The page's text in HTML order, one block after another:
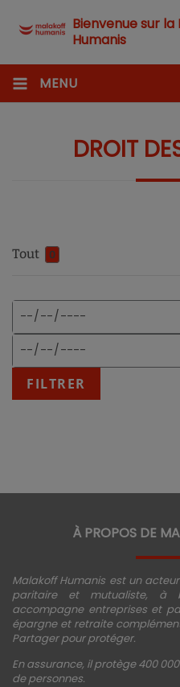
Bienvenue sur
Humanis
MENU
DROIT
Tout 0
Date
début
Date
Format
date
attendu
:
JJ/MM/AAAA
FILTRER
À PROPOS DE
Malakoff Humanis est un
paritaire et mutualiste, à
accompagne entreprises et
épargne et retraite
Partager pour protéger.
En assurance, il protège 400
de personnes.